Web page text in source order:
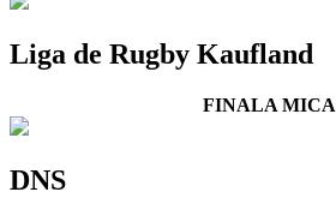
Liga de Rugby Kaufland
FINALA MICA
DNS